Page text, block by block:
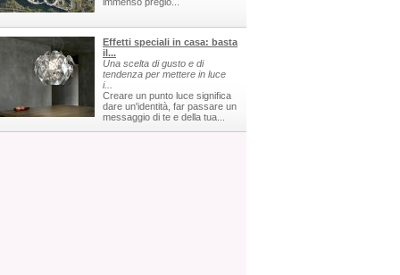
Effetti speciali in casa: basta
il...
Una scelta di gusto e di
tendenza per mettere in luce
i...
Creare un punto luce significa
dare un'identità, far passare un
messaggio di te e della tua...